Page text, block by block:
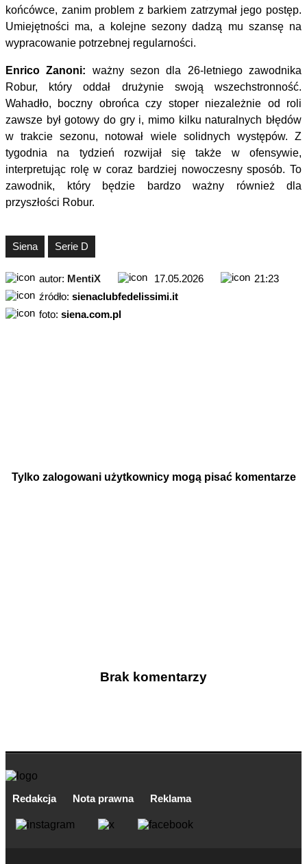
końcówce, zanim problem z barkiem zatrzymał jego postęp.
Umiejętności ma, a kolejne sezony dadzą mu szansę na
wypracowanie potrzebnej regularności.
Enrico Zanoni: ważny sezon dla 26-letniego zawodnika
Robur, który oddał drużynie swoją wszechstronność.
Wahadło, boczny obrońca czy stoper niezależnie od roli
zawsze był gotowy do gry i, mimo kilku naturalnych błędów
w trakcie sezonu, notował wiele solidnych występów. Z
tygodnia na tydzień rozwijał się także w ofensywie,
interpretując rolę w coraz bardziej nowoczesny sposób. To
zawodnik, który będzie bardzo ważny również dla
przyszłości Robur.
Siena Serie D
autor: MentiX 17.05.2026
21:23
źródło: sienaclubfedelissimi.it
foto: siena.com.pl
Tylko zalogowani użytkownicy mogą pisać komentarze
Brak komentarzy
Redakcja Nota prawna Reklama